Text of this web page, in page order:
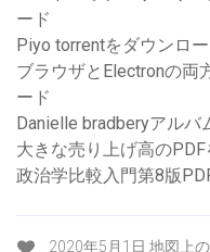
ード
Piyo torrentをダウンロ
ブラウザとElectronの両
ード
Danielle bradberyアルバ
大きな売り上げ高の
政治学比較入門第8版
2020年5月1日 地図上